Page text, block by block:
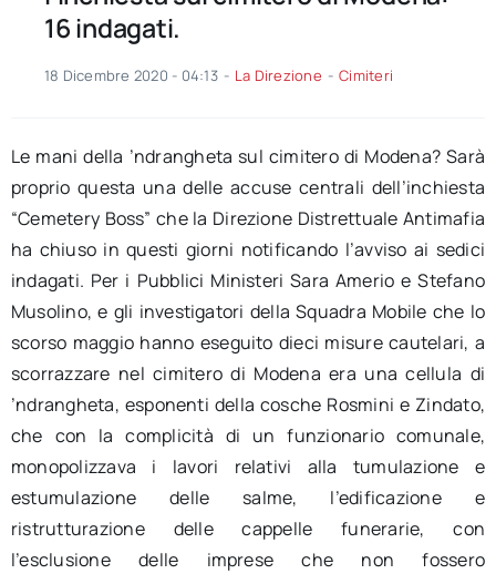
16 indagati.
18 Dicembre 2020 - 04:13 - La Direzione - Cimiteri
Le mani della ’ndrangheta sul cimitero di Modena? Sarà
proprio questa una delle accuse centrali dell’inchiesta
“Cemetery Boss” che la Direzione Distrettuale Antimafia
ha chiuso in questi giorni notificando l’avviso ai sedici
indagati. Per i Pubblici Ministeri Sara Amerio e Stefano
Musolino, e gli investigatori della Squadra Mobile che lo
scorso maggio hanno eseguito dieci misure cautelari, a
scorrazzare nel cimitero di Modena era una cellula di
’ndrangheta, esponenti della cosche Rosmini e Zindato,
che con la complicità di un funzionario comunale,
monopolizzava i lavori relativi alla tumulazione e
estumulazione delle salme, l’edificazione e
ristrutturazione delle cappelle funerarie, con
l’esclusione delle imprese che non fossero